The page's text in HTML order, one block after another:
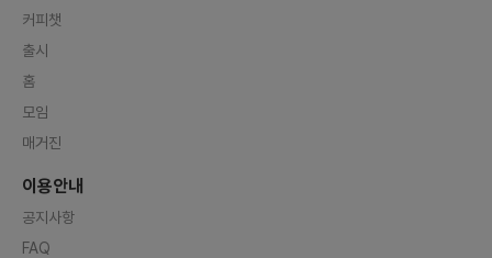
커피챗
출시
홈
모임
매거진
이용안내
공지사항
FAQ